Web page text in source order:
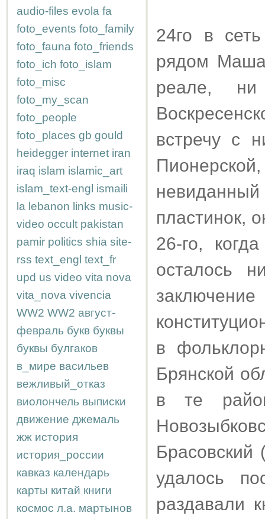
audio-files evola fa
foto_events foto_family
foto_fauna foto_friends
foto_ich foto_islam
foto_misc
foto_my_scan
foto_people
foto_places gb gould
heidegger internet iran
iraq islam islamic_art
islam_text-engl ismaili
la lebanon links music-
video occult pakistan
pamir politics shia site-
rss text_engl text_fr
upd us video vita nova
vita_nova vivencia
WW2 WW2 август-
февраль букв буквы
буквы булгаков
в_мире васильев
вежливый_отказ
виолончель выписки
движение джемаль
жж история
история_россии
кавказ календарь
карты китай книги
космос л.а. мартынов
24го в
рядом
реале,
встречу с
пластинок,
26-го,
осталось
в
Брянской
в те
Брасовский
удалось
раздавали